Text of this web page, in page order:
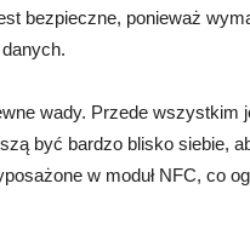
bezpieczne, ponieważ
wady. Przede wszystkim
być bardzo blisko siebie,
w moduł NFC, co